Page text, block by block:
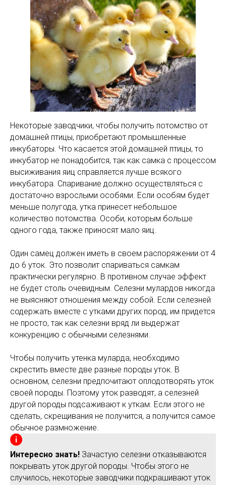
Некоторые заводчики, чтобы получить потомство от
домашней птицы, приобретают промышленные
инкубаторы. Что касается этой домашней птицы, то
инкубатор не понадобится, так как самка с процессом
высиживания яиц справляется лучше всякого
инкубатора. Спаривание должно осуществляться с
достаточно взрослыми особями. Если особям будет
меньше полугода, утка принесет небольшое
количество потомства. Особи, которым больше
одного года, также приносят мало яиц.
Один самец должен иметь в своем распоряжении от 4
до 6 уток. Это позволит спариваться самкам
практически регулярно. В противном случае эффект
не будет столь очевидным. Селезни мулардов никогда
не выясняют отношения между собой. Если селезней
содержать вместе с утками других пород, им придется
не просто, так как селезни вряд ли выдержат
конкуренцию с обычными селезнями.
Чтобы получить утенка муларда, необходимо
скрестить вместе две разные породы уток. В
основном, селезни предпочитают оплодотворять уток
своей породы. Поэтому уток разводят, а селезней
другой породы подсаживают к уткам. Если этого не
сделать, скрещивания не получится, а получится самое
обычное размножение.
Интересно знать! Зачастую селезни отказываются
покрывать уток другой породы. Чтобы этого не
случилось, некоторые заводчики подкрашивают уток